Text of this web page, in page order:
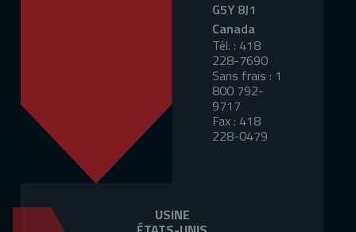
G5Y 8J1
Canada
Tél. : 418
228-7690
Sans frais : 1
800 792-
9717
Fax : 418
228-0479
USINE